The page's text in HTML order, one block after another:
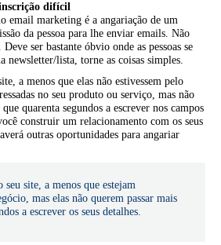
difícil
email marketing é a angariação de um
da pessoa para lhe enviar emails. Não
ser bastante óbvio onde as pessoas se
newsletter/lista, torne as coisas simples.
a menos que elas não estivessem pelo
no seu produto ou serviço, mas não
quarenta segundos a escrever nos campos
construir um relacionamento com os seus
outras oportunidades para angariar
seu site, a menos que estejam
mas elas não querem passar mais
a escrever os seus detalhes.